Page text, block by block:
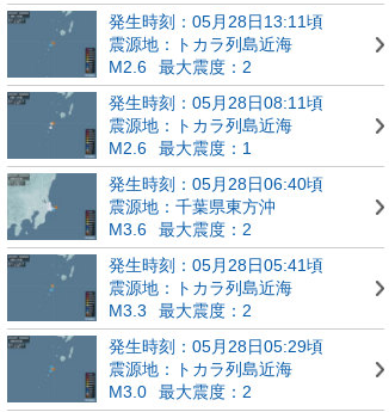
発生時刻：05月28日13:11頃
震源地：トカラ列島近海
M2.6
最大震度：2
発生時刻：05月28日08:11頃
震源地：トカラ列島近海
M2.6
最大震度：1
発生時刻：05月28日06:40頃
震源地：千葉県東方沖
M3.6
最大震度：2
発生時刻：05月28日05:41頃
震源地：トカラ列島近海
M3.3
最大震度：2
発生時刻：05月28日05:29頃
震源地：トカラ列島近海
M3.0
最大震度：2